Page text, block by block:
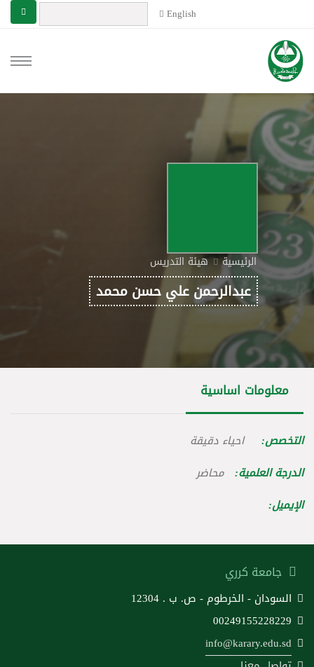
English
الرئيسية هيئة التدريس
عبدالرحمن علي حسن محمد
معلومات اساسية
التخصص:احياء دقيقة
الدرجة العلمية: محاضر
الإيميل:
جامعة كرري
السودان - الخرطوم - ص. ب . 12304
00249155228229
info@karary.edu.sd